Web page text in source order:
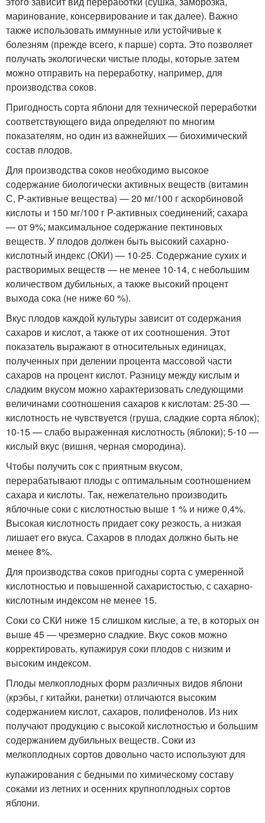
маринование, консервирование и так далее). Важно
также использовать иммунные или устойчивые к
болезням (прежде всего, к парше) сорта. Это позволяет
получать экологически чистые плоды, которые затем
можно отправить на переработку, например, для
производства соков.
Пригодность сорта яблони для технической переработки
соответствующего вида определяют по многим
показателям, но один из важнейших — биохимический
состав плодов.
Для производства соков необходимо высокое
содержание биологически активных веществ (витамин
С, P-активные вещества) — 20 мг/100 г аскорбиновой
кислоты и 150 мг/100 г P-активных соединений; сахара
— от 9%; максимальное содержание пектиновых
веществ. У плодов должен быть высокий сахарно-
кислотный индекс (ОКИ) — 10-25. Содержание сухих и
растворимых веществ — не менее 10-14, с небольшим
количеством дубильных, а также высокий процент
выхода сока (не ниже 60 %).
Вкус плодов каждой культуры зависит от содержания
сахаров и кислот, а также от их соотношения. Этот
показатель выражают в относительных единицах,
полученных при делении процента массовой части
сахаров на процент кислот. Разницу между кислым и
сладким вкусом можно характеризовать следующими
величинами соотношения сахаров к кислотам: 25-30 —
кислотность не чувствуется (груша, сладкие сорта яблок);
10-15 — слабо выраженная кислотность (яблоки); 5-10 —
кислый вкус (вишня, черная смородина).
Чтобы получить сок с приятным вкусом,
перерабатывают плоды с оптимальным соотношением
сахара и кислоты. Так, нежелательно производить
яблочные соки с кислотностью выше 1 % и ниже 0,4%.
Высокая кислотность придает соку резкость, а низкая
лишает его вкуса. Сахаров в плодах должно быть не
менее 8%.
Для производства соков пригодны сорта с умеренной
кислотностью и повышенной сахаристостью, с сахарно-
кислотным индексом не менее 15.
Соки со СКИ ниже 15 слишком кислые, а те, в которых он
выше 45 — чрезмерно сладкие. Вкус соков можно
корректировать, купажируя соки плодов с низким и
высоким индексом.
Плоды мелкоплодных форм различных видов яблони
(крэбы, г китайки, ранетки) отличаются высоким
содержанием кислот, сахаров, полифенолов. Из них
получают продукцию с высокой кислотностью и большим
содержанием дубильных веществ. Соки из
мелкоплодных сортов довольно часто используют для
купажирования с бедными по химическому составу
соками из летних и осенних крупноплодных сортов
яблони.